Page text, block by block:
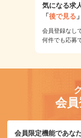
気になる求
「後で見る
会員登録なしで
何件でも応募
会
会員限定機能であな